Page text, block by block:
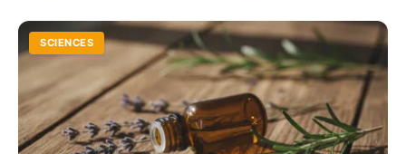
SCIENCES